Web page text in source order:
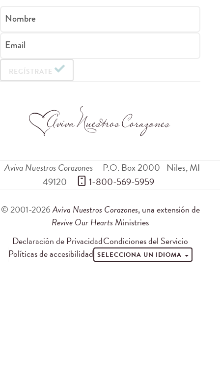
Nombre
Email
REGÍSTRATE
Aviva Nuestros Corazones P.O. Box 2000 Niles,MI
49120
1-800-569-5959
© 2001-2026Aviva Nuestros Corazones, una extensión de
Revive Our Hearts Ministries
Declaración de PrivacidadCondiciones del Servicio
Políticas de accesibilidad SELECCIONA UN IDIOMA